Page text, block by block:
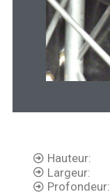
Hauteur:
Largeur:
Profondeur: